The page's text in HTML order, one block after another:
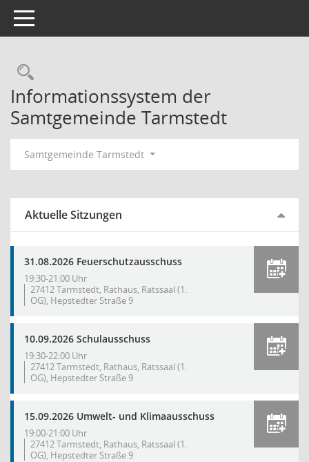
Toggle navigation
Rechercheauswahl
Informationssystem der
Samtgemeinde Tarmstedt
Samtgemeinde Tarmstedt
Aktuelle Sitzungen
31.08.2026 Feuerschutzausschuss
19:30-21:00 Uhr
27412 Tarmstedt, Rathaus, Ratssaal (1.
OG), Hepstedter Straße 9
10.09.2026 Schulausschuss
19:30-22:00 Uhr
27412 Tarmstedt, Rathaus, Ratssaal (1.
OG), Hepstedter Straße 9
15.09.2026 Umwelt- und Klimaausschuss
19:00-21:00 Uhr
27412 Tarmstedt, Rathaus, Ratssaal (1.
OG), Hepstedter Straße 9